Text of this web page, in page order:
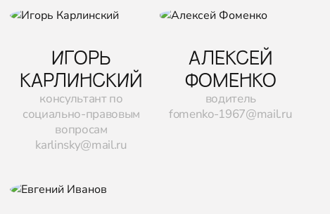
ИГОРЬ
КАРЛИНСКИЙ
консультант по
социально-правовым
вопросам
karlinsky@mail.ru
АЛЕКСЕЙ
ФОМЕНКО
водитель
fomenko-1967@mail.ru